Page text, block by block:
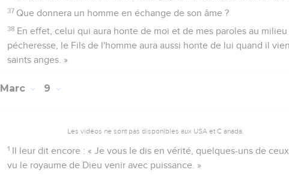
37 Que donnera un homme en échange de son âme ?
38 En effet, celui qui aura honte de moi et de mes paroles au
pécheresse, le Fils de l'homme aura aussi honte de lui quand il
saints anges. »
Marc 9
Les vidéos ne sont pas disponibles aux USA et C anada.
1 Il leur dit encore : « Je vous le dis en vérité, quelques-uns de
vu le royaume de Dieu venir avec puissance. »